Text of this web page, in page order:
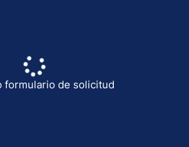
formulario de solicitud